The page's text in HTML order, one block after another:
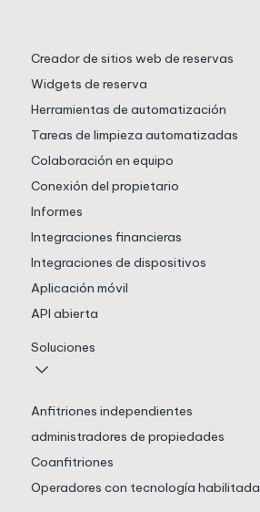
Creador de sitios web de reservas
Widgets de reserva
Herramientas de automatización
Tareas de limpieza automatizadas
Colaboración en equipo
Conexión del propietario
Informes
Integraciones financieras
Integraciones de dispositivos
Aplicación móvil
API abierta
Soluciones
Anfitriones independientes
administradores de propiedades
Coanfitriones
Operadores con tecnología habilitada